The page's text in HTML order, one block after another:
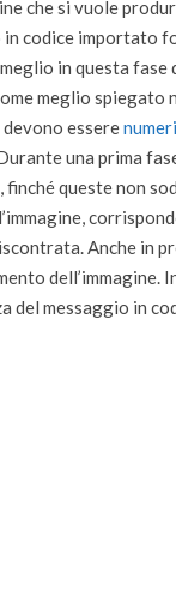
che si vuole
in codice importato
in questa
meglio spiegato
essere
una prima
finché queste non
Anche in
dell’immagine.
del messaggio in